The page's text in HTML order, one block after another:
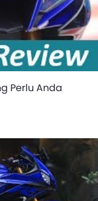
Perlu Anda